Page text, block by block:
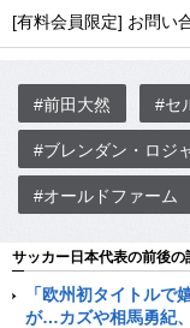
[有料会員限定] お問い
#前田大然 #セ
#ブレンダン・ロジ
#オールドファーム
サッカー日本代表の前後の
「欧州初タイトルで
が…カズや相馬勇紀